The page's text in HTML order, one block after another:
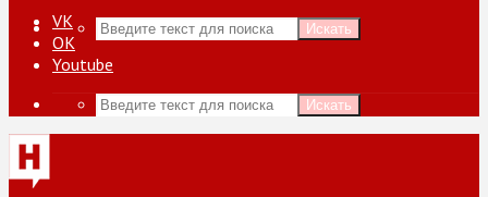
Искать
VK
ОК
Youtube
Искать